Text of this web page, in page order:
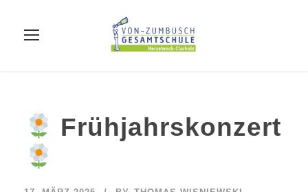
Frühjahrskonzert